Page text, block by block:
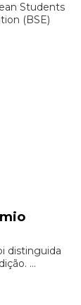
Students
(BSE)
distinguida
...